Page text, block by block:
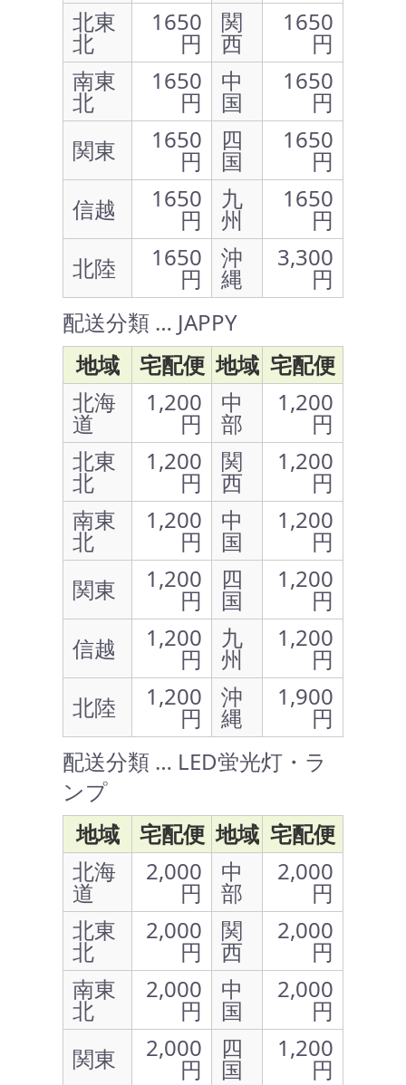
北東
北
1650
円
関
西
1650
円
南東
北
1650
円
中
国
1650
円
関東
1650
円
四
国
1650
円
信越
1650
円
九
州
1650
円
北陸
1650
円
沖
縄
3,300
円
配送分類 … JAPPY
地域
宅配便 地域 宅配便
北海
道
1,200
円
中
部
1,200
円
北東
北
1,200
円
関
西
1,200
円
南東
北
1,200
円
中
国
1,200
円
関東
1,200
円
四
国
1,200
円
信越
1,200
円
九
州
1,200
円
北陸
1,200
円
沖
縄
1,900
円
配送分類 … LED蛍光灯・ラ
ンプ
地域
宅配便 地域 宅配便
北海
道
2,000
円
中
部
2,000
円
北東
北
2,000
円
関
西
2,000
円
南東
北
2,000
円
中
国
2,000
円
関東
2,000
円
四
国
1,200
円